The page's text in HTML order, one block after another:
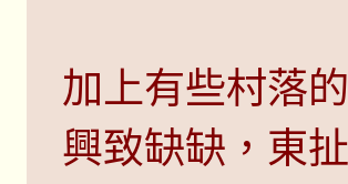
加上有些村落
興致缺缺，東